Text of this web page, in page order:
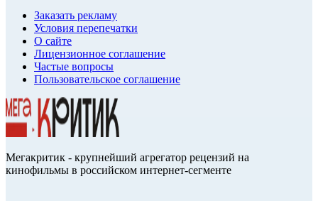
Заказать рекламу
Условия перепечатки
О сайте
Лицензионное соглашение
Частые вопросы
Пользовательское соглашение
Мегакритик - крупнейший агрегатор рецензий на
кинофильмы в российском интернет-сегменте